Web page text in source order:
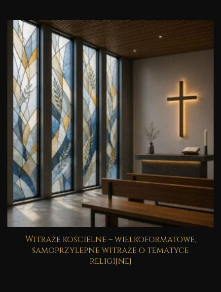
Witraże kościelne – wielkoformatowe,
samoprzylepne witraże o tematyce
religijnej